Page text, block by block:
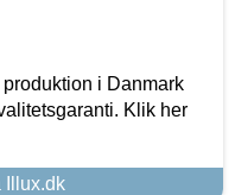
i Danmark
Klik her
Illux.dk